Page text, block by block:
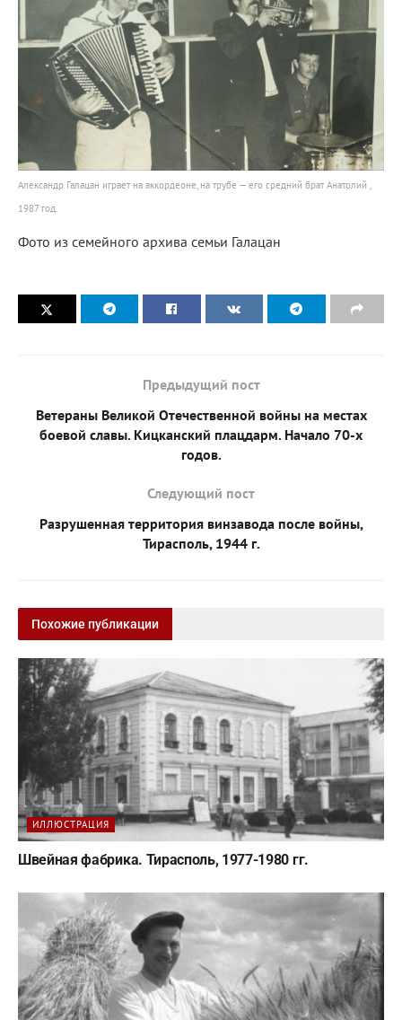
Александр Галацан играет на аккордеоне, на трубе — его средний брат Анатолий ,
1987 год.
Фото из семейного архива семьи Галацан
Предыдущий пост
Ветераны Великой Отечественной войны на местах
боевой славы. Кицканский плацдарм. Начало 70-х
годов.
Следующий пост
Разрушенная территория винзавода после войны,
Тирасполь, 1944 г.
Похожие публикации
ИЛЛЮСТРАЦИЯ
Швейная фабрика. Тирасполь, 1977-1980 гг.